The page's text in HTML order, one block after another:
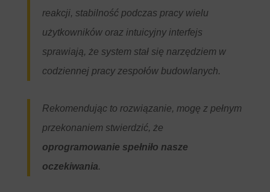
reakcji, stabilność podczas pracy wielu
użytkowników oraz intuicyjny interfejs
sprawiają, że system stał się narzędziem w
codziennej pracy zespołów budowlanych.
Rekomendując to rozwiązanie, mogę z pełnym
przekonaniem stwierdzić, że
oprogramowanie spełniło nasze
oczekiwania.